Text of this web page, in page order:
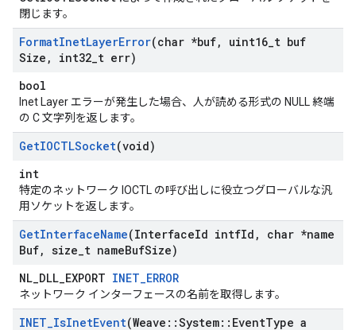
閉じます。
FormatInetLayerError(char *buf, uint16 t buf
Size , int32 t err)
bool
Inet Layer エラーが発生した場合、人が読める形式の NULL 終端
の C 文字列を返します。
GetIOCTLSocket(void)
int
特定のネットワーク IOCTL の呼び出しに役立つグローバルな汎
用ソケットを返します。
GetInterfaceName(InterfaceId intfId ,
char *name
Buf, size t nameBufSize)
NL_DLL_EXPORT INET_ERROR
ネットワーク インターフェースの名前を取得します。
INET_IsInetEvent(Weave ::System:: EventType a